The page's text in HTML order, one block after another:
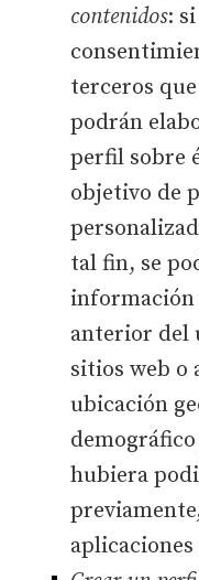
contenidos:
terceros
podrán
perfil sobre
objetivo de
tal fin, se
información
anterior del
sitios web o
ubicación
hubiera